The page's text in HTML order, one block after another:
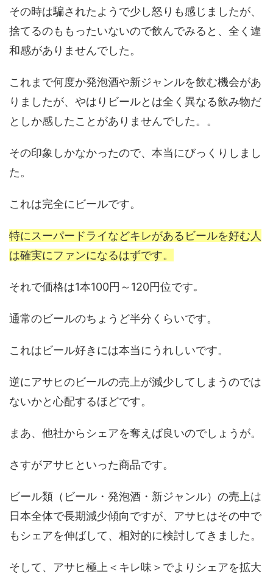
その時は騙されたようで少し怒りも感じましたが、
捨てるのももったいないので飲んでみると、全く違
和感がありませんでした。
これまで何度か発泡酒や新ジャンルを飲む機会があ
りましたが、やはりビールとは全く異なる飲み物だ
としか感したことがありませんでした。。
その印象しかなかったので、本当にびっくりしまし
た。
これは完全にビールです。
特にスーパードライなどキレがあるビールを好む人
は確実にファンになるはずです。
それで価格は1本100円～120円位です｡
通常のビールのちょうど半分くらいです。
これはビール好きには本当にうれしいです。
逆にアサヒのビールの売上が減少してしまうのでは
ないかと心配するほどです。
まあ、他社からシェアを奪えば良いのでしょうが。
さすがアサヒといった商品です。
ビール類（ビール・発泡酒・新ジャンル）の売上は
日本全体で長期減少傾向ですが、アサヒはその中で
もシェアを伸ばして、相対的に検討してきました。
そして、アサヒ極上＜キレ味＞でよりシェアを拡大